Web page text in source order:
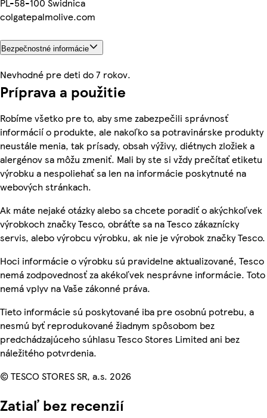
PL-58-100 Swidnica
colgatepalmolive.com
Bezpečnostné informácie
Nevhodné pre deti do 7 rokov.
Príprava a použitie
Robíme všetko pre to, aby sme zabezpečili správnosť
informácií o produkte, ale nakoľko sa potravinárske produkty
neustále menia, tak prísady, obsah výživy, diétnych zložiek a
alergénov sa môžu zmeniť. Mali by ste si vždy prečítať etiketu
výrobku a nespoliehať sa len na informácie poskytnuté na
webových stránkach.
Ak máte nejaké otázky alebo sa chcete poradiť o akýchkoľvek
výrobkoch značky Tesco, obráťte sa na Tesco zákaznícky
servis, alebo výrobcu výrobku, ak nie je výrobok značky Tesco.
Hoci informácie o výrobku sú pravidelne aktualizované, Tesco
nemá zodpovednosť za akékoľvek nesprávne informácie. Toto
nemá vplyv na Vaše zákonné práva.
Tieto informácie sú poskytované iba pre osobnú potrebu, a
nesmú byť reprodukované žiadnym spôsobom bez
predchádzajúceho súhlasu Tesco Stores Limited ani bez
náležitého potvrdenia.
© TESCO STORES SR, a.s. 2026
Zatiaľ bez recenzií